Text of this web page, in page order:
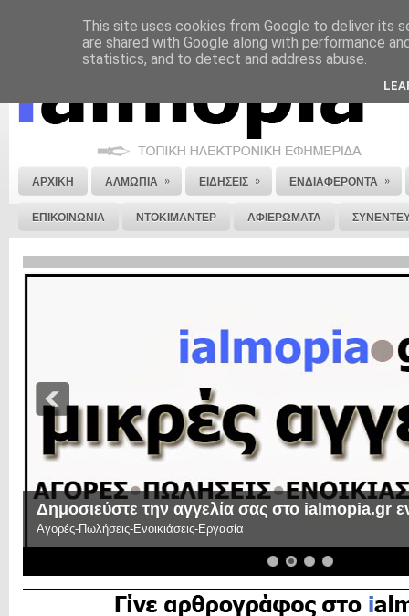
ΝΟΜΙΚΗ ΣΗΜΕΙΩΣΗ ΔΙΑΦΗΜΙΣΗ ΕΠΙΚΟΙΝΩΝΙΑ ΣΤΕΙΛΕ ΜΑΣ
ΑΡΧΙΚΗ ΑΛΜΩΠΙΑ » ΕΙΔΗΣΕΙΣ » ΕΝΔΙΑΦΕΡΟΝΤΑ »
ΕΠΙΚΟΙΝΩΝΙΑ ΝΤΟΚΙΜΑΝΤΕΡ ΑΦΙΕΡΩΜΑΤΑ
Δημοσιεύστε την αγγελία σας στο ialmopia.gr
Αγορές-Πωλήσεις-Ενοικιάσεις-Εργασία
This site uses cookies from Google to deliver its
are shared with Google along with performance
statistics, and to detect and address abuse.